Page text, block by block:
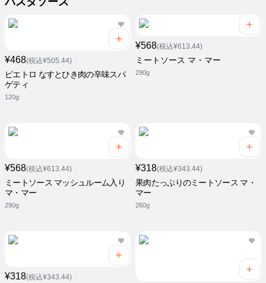
¥468(税込¥505.44)
ピエトロ なすとひき肉の辛味スパ
ゲティ
120g
¥568(税込¥613.44)
ミートソース マ・マー
290g
¥568(税込¥613.44)
ミートソース マッシュルーム入り
マ・マー
290g
¥318(税込¥343.44)
果肉たっぷりのミートソース マ・
マー
260g
¥318(税込¥343.44)